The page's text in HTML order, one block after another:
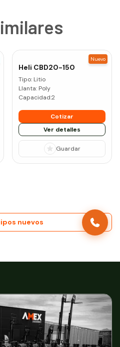
Heli CBD20-150
Tipo: Litio
Llanta: Poly
Capacidad:2
Cotizar
Ver detalles
Guardar
Nuevo
nuevos